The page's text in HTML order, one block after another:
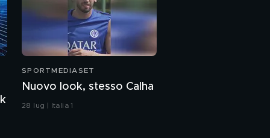
SPORTMEDIASET
Nuovo look, stesso Calha
28 lug | Italia 1